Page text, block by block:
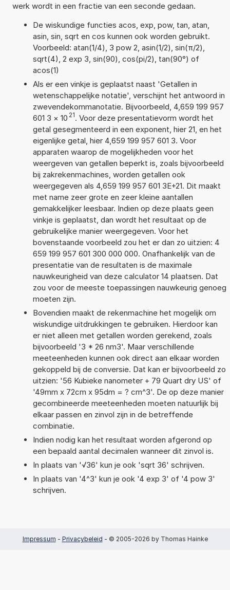
werk wordt in een fractie van een seconde gedaan.
De wiskundige functies acos, exp, pow, tan, atan,
asin, sin, sqrt en cos kunnen ook worden gebruikt.
Voorbeeld: atan(1/4), 3 pow 2, asin(1/2), sin(π/2),
sqrt(4), 2 exp 3, sin(90), cos(pi/2), tan(90°) of
acos(1)
Als er een vinkje is geplaatst naast 'Getallen in
wetenschappelijke notatie', verschijnt het antwoord in
zwevendekommanotatie. Bijvoorbeeld, 4,659 199 957
601 3 × 10 21. Voor deze presentatievorm wordt het
getal gesegmenteerd in een exponent, hier 21, en het
eigenlijke getal, hier 4,659 199 957 601 3. Voor
apparaten waarop de mogelijkheden voor het
weergeven van getallen beperkt is, zoals bijvoorbeeld
bij zakrekenmachines, worden getallen ook
weergegeven als 4,659 199 957 601 3E+21. Dit maakt
met name zeer grote en zeer kleine aantallen
gemakkelijker leesbaar. Indien op deze plaats geen
vinkje is geplaatst, dan wordt het resultaat op de
gebruikelijke manier weergegeven. Voor het
bovenstaande voorbeeld zou het er dan zo uitzien: 4
659 199 957 601 300 000 000. Onafhankelijk van de
presentatie van de resultaten is de maximale
nauwkeurigheid van deze calculator 14 plaatsen. Dat
zou voor de meeste toepassingen nauwkeurig genoeg
moeten zijn.
Bovendien maakt de rekenmachine het mogelijk om
wiskundige uitdrukkingen te gebruiken. Hierdoor kan
er niet alleen met getallen worden gerekend, zoals
bijvoorbeeld '3 * 26 nm3'. Maar verschillende
meeteenheden kunnen ook direct aan elkaar worden
gekoppeld bij de conversie. Dat kan er bijvoorbeeld zo
uitzien: '56 Kubieke nanometer + 79 Quart dry US' of
'49mm x 72cm x 95dm = ? cm^3'. De op deze manier
gecombineerde meeteenheden moeten natuurlijk bij
elkaar passen en zinvol zijn in de betreffende
combinatie.
Indien nodig kan het resultaat worden afgerond op
een bepaald aantal decimalen wanneer dit zinvol is.
In plaats van '√36' kun je ook 'sqrt 36' schrijven.
In plaats van '4^3' kun je ook '4 exp 3' of '4 pow 3'
schrijven.
Impressum - Privacybeleid - © 2005-2026 by Thomas Hainke